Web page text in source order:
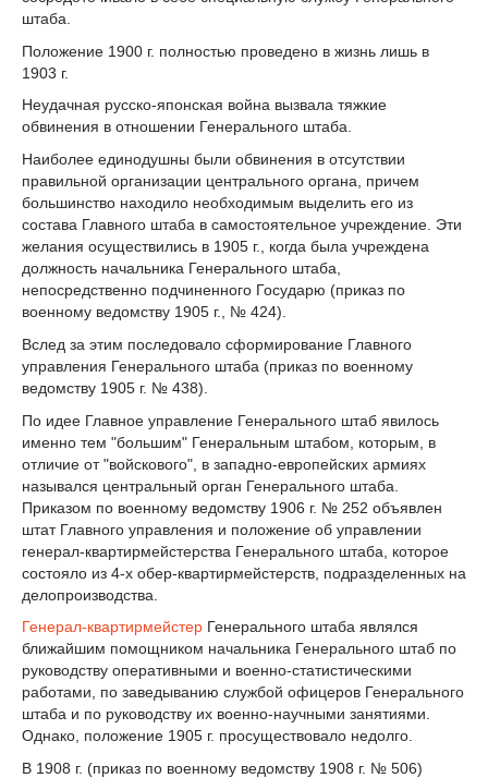
штаба.
Положение 1900 г. полностью проведено в жизнь лишь в
1903 г.
Неудачная русско-японская война вызвала тяжкие
обвинения в отношении Генерального штаба.
Наиболее единодушны были обвинения в отсутствии
правильной организации центрального органа, причем
большинство находило необходимым выделить его из
состава Главного штаба в самостоятельное учреждение. Эти
желания осуществились в 1905 г., когда была учреждена
должность начальника Генерального штаба,
непосредственно подчиненного Государю (приказ по
военному ведомству 1905 г., № 424).
Вслед за этим последовало сформирование Главного
управления Генерального штаба (приказ по военному
ведомству 1905 г. № 438).
По идее Главное управление Генерального штаб явилось
именно тем "большим" Генеральным штабом, которым, в
отличие от "войскового", в западно-европейских армиях
назывался центральный орган Генерального штаба.
Приказом по военному ведомству 1906 г. № 252 объявлен
штат Главного управления и положение об управлении
генерал-квартирмейстерства Генерального штаба, которое
состояло из 4-х обер-квартирмейстерств, подразделенных на
делопроизводства.
Генерал-квартирмейстер Генерального штаба являлся
ближайшим помощником начальника Генерального штаб по
руководству оперативными и военно-статистическими
работами, по заведыванию службой офицеров Генерального
штаба и по руководству их военно-научными занятиями.
Однако, положение 1905 г. просуществовало недолго.
В 1908 г. (приказ по военному ведомству 1908 г. № 506)